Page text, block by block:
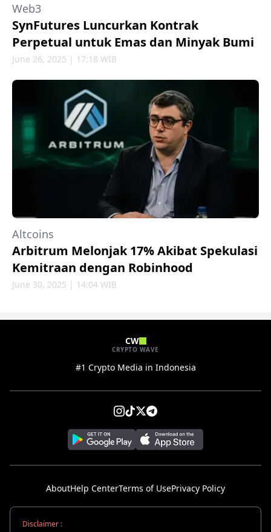
Web3
SynFutures Luncurkan Kontrak
Perpetual untuk Emas dan Minyak Bumi
June 26, 2025 | 17:18 WIB
Altcoins
Arbitrum Melonjak 17% Akibat Spekulasi
Kemitraan dengan Robinhood
June 30, 2025 | 14:04 WIB
CW
CRYPTO WAVE
#1 Crypto Media in Indonesia
AboutHelp CenterTerms of UsePrivacy Policy
Disclaimer :